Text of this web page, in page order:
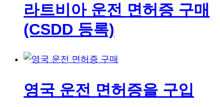
라트비아 운전 면허증 구매
(CSDD 등록)
영국 운전 면허증을 구입